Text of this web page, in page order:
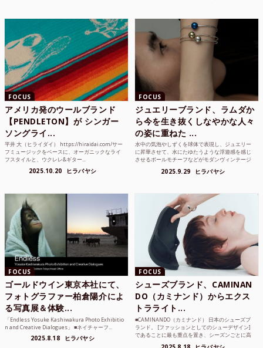
FOCUS
アメリカ発のウールブランド
【PENDLETON】が シンガー
ソングライ...
平井 大（ヒライダイ） https://hiraidai.com/サー
フミュージックをベースに、オーガニックなライ
フスタイルと、ウクレレ&ギター...
2025.10.20 ヒラバヤシ
FOCUS
ジュエリーブランド、ラムダか
ら今を生き抜くしなやかな人々
の姿に重ねた ...
水中の気泡やしずくを球体で表現し、ジュエリー
に昇華させて、水にたゆたうような浮遊感を感じ
させるボールモチーフなどがモダンヴィンテージ
2025.9.29 ヒラバヤシ
FOCUS
ゴールドウイン東京本社にて、
フォトグラファー柏倉陽介によ
る写真展＆体験...
「Endless Yosuke Kashiwakura Photo Exhibitio
n and Creative Dialogues」 ■ネイチャーフ...
2025.8.18 ヒラバヤシ
FOCUS
シューズブランド、CAMINAN
DO（カミナンド）からエクス
トラライト...
■CAMINANDO（カミナンド） 日本のシューズブ
ランド。 [ファッションとしてのシューデザイン]
であることに最も重点を置き、シーズンごとに高